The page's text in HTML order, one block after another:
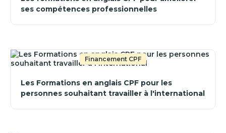
ses compétences professionnelles
Financement CPF
Les Formations en anglais CPF pour les
personnes souhaitant travailler à l'international